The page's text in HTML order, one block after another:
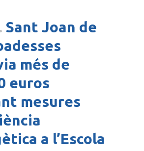
Sant Joan de
més de
euros
mesures
a l’Escola